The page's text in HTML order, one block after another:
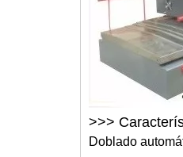
>>>
Doblado